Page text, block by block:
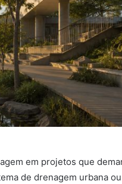
em projetos que
de drenagem urbana